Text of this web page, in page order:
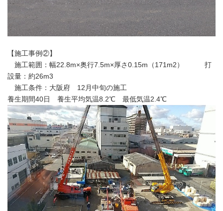
【施工事例②】
施工範囲：幅22.8m×奥行7.5m×厚さ0.15m（171m2） 打
設量：約26m3
施工条件：大阪府 12月中旬の施工
養生期間40日 養生平均気温8.2℃ 最低気温2.4℃